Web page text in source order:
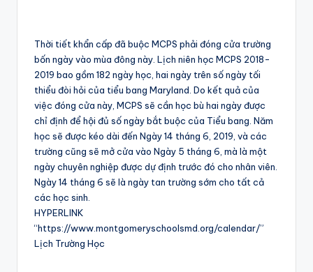
Thời tiết khẩn cấp đã buộc MCPS phải đóng cửa trường
bốn ngày vào mùa đông này. Lịch niên học MCPS 2018-
2019 bao gồm 182 ngày học, hai ngày trên số ngày tối
thiểu đòi hỏi của tiểu bang Maryland. Do kết quả của
việc đóng cửa này, MCPS sẽ cần học bù hai ngày được
chỉ định để hội đủ số ngày bắt buộc của Tiểu bang. Năm
học sẽ được kéo dài đến Ngày 14 tháng 6, 2019, và các
trường cũng sẽ mở cửa vào Ngày 5 tháng 6, mà là một
ngày chuyên nghiệp được dự định trước đó cho nhân viên.
Ngày 14 tháng 6 sẽ là ngày tan trường sớm cho tất cả
các học sinh.
HYPERLINK
“https://www.montgomeryschoolsmd.org/calendar/”
Lịch Trường Học